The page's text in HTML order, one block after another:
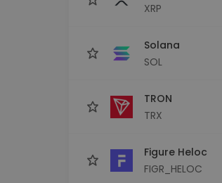
XRP
Solana
SOL
TRON
TRX
Figure Heloc
FIGR_HELOC